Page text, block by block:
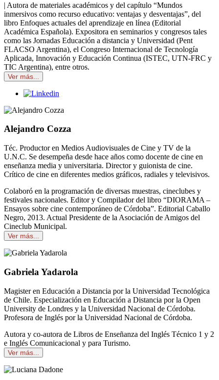
| Autora de materiales académicos y del capítulo “Mundos
inmersivos como recurso educativo: ventajas y desventajas”, del
libro Enfoques actuales del aprendizaje en línea (Editorial
Académica Española). Expositora en seminarios y congresos tales
como las Jornadas Educación a distancia y Universidad (Pent
FLACSO Argentina), el Congreso Internacional de Tecnología
Aplicada, Innovación y Educación Continua (ISTEC, UTN-FRC y
TIC Argentina), entre otros.
Ver más...
Alejandro Cozza
Téc. Productor en Medios Audiovisuales de Cine y TV de la
U.N.C. Se desempeña desde hace años como docente de cine en
enseñanza media y universitaria. Director y guionista de cine.
Crítico de cine en diferentes medios gráficos, radiales y televisivos.
Colaboró en la programación de diversas muestras, cineclubes y
festivales nacionales. Editor y Compilador del libro “DIORAMA –
Ensayos sobre cine contemporáneo de Córdoba”. Editorial Caballo
Negro, 2013. Actual Presidente de la Asociación de Amigos del
Cineclub Municipal.
Ver más...
Gabriela Yadarola
Magister en Educación a Distancia por la Universidad Tecnológica
de Chile. Especialización en Educación a Distancia por la Open
University de Londres y la Universidad Nacional de Córdoba.
Profesora de Inglés por la Universidad Nacional de Córdoba.
Autora y co-autora de Libros de Enseñanza del Inglés Técnico 1 y 2
e Inglés Comunicacional y para Turismo.
Ver más...